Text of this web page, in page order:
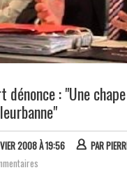
dénonce : "Une
2008 À 19:56 PAR